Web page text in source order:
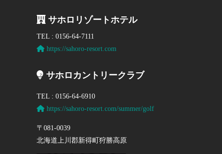
サホロリゾートホテル
TEL : 0156-64-7111
https://sahoro-resort.com
サホロカントリークラブ
TEL : 0156-64-6910
https://sahoro-resort.com/summer/golf
〒081-0039
北海道上川郡新得町狩勝高原